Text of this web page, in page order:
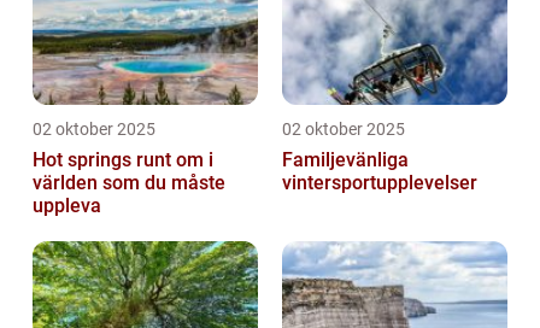
02 oktober 2025
Hot springs runt om i
världen som du måste
uppleva
02 oktober 2025
Familjevänliga
vintersportupplevelser